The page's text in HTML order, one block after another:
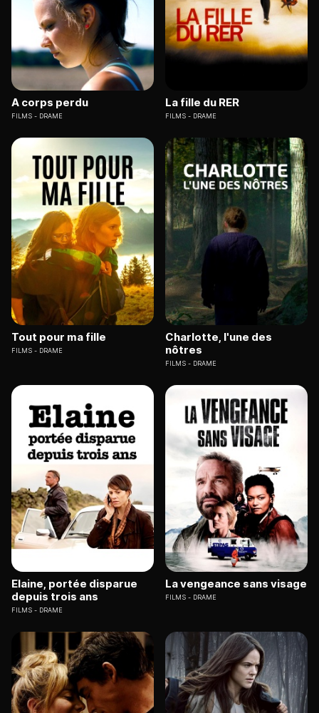
A corps perdu
FILMS DRAME
La fille du RER
FILMS DRAME
Tout pour ma fille
FILMS DRAME
Charlotte, l'une des
nôtres
FILMS DRAME
Elaine, portée disparue
depuis trois ans
FILMS DRAME
La vengeance sans visage
FILMS DRAME